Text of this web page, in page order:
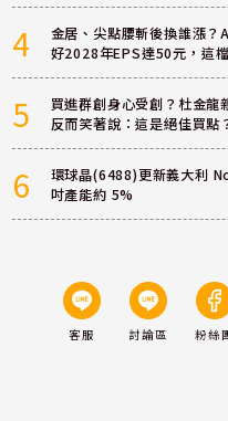
4
金居、尖點腰斬後換誰漲？
好2028年EPS達50元，這
5
買進群創身心受創？杜金
反而笑著說：這是絕佳買點
6
環球晶(6488)更新義大利
吋產能約 5%
客服 討論區 粉絲